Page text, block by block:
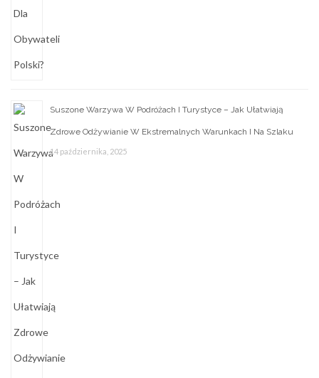
Suszone Warzywa W Podróżach I Turystyce – Jak Ułatwiają
Zdrowe Odżywianie W Ekstremalnych Warunkach I Na Szlaku
14 października, 2025